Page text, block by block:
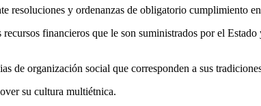
resoluciones y ordenanzas de obligatorio cumplimiento
financieros que le son suministrados por el
de organización social que corresponden a sus
su cultura multiétnica.